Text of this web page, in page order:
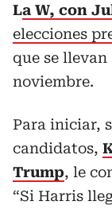
La W, con
elecciones
que se llevan
noviembre.
Para iniciar,
candidatos,
Trump, le
“Si Harris